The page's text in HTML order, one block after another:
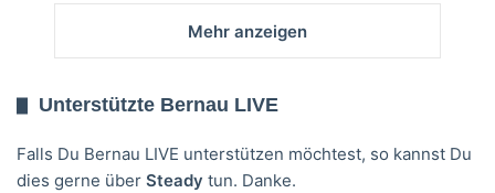
Mehr anzeigen
Unterstützte Bernau LIVE
Falls Du Bernau LIVE unterstützen möchtest, so kannst Du
dies gerne über Steady tun. Danke.